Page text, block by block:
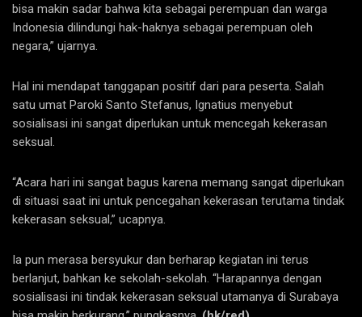
bisa makin sadar bahwa kita sebagai perempuan dan warga
Indonesia dilindungi hak-haknya sebagai perempuan oleh
negara,” ujarnya.
Hal ini mendapat tanggapan positif dari para peserta. Salah
satu umat Paroki Santo Stefanus, Ignatius menyebut
sosialisasi ini sangat diperlukan untuk mencegah kekerasan
seksual.
“Acara hari ini sangat bagus karena memang sangat diperlukan
di situasi saat ini untuk pencegahan kekerasan terutama tindak
kekerasan seksual,” ucapnya.
Ia pun merasa bersyukur dan berharap kegiatan ini terus
berlanjut, bahkan ke sekolah-sekolah. “Harapannya dengan
sosialisasi ini tindak kekerasan seksual utamanya di Surabaya